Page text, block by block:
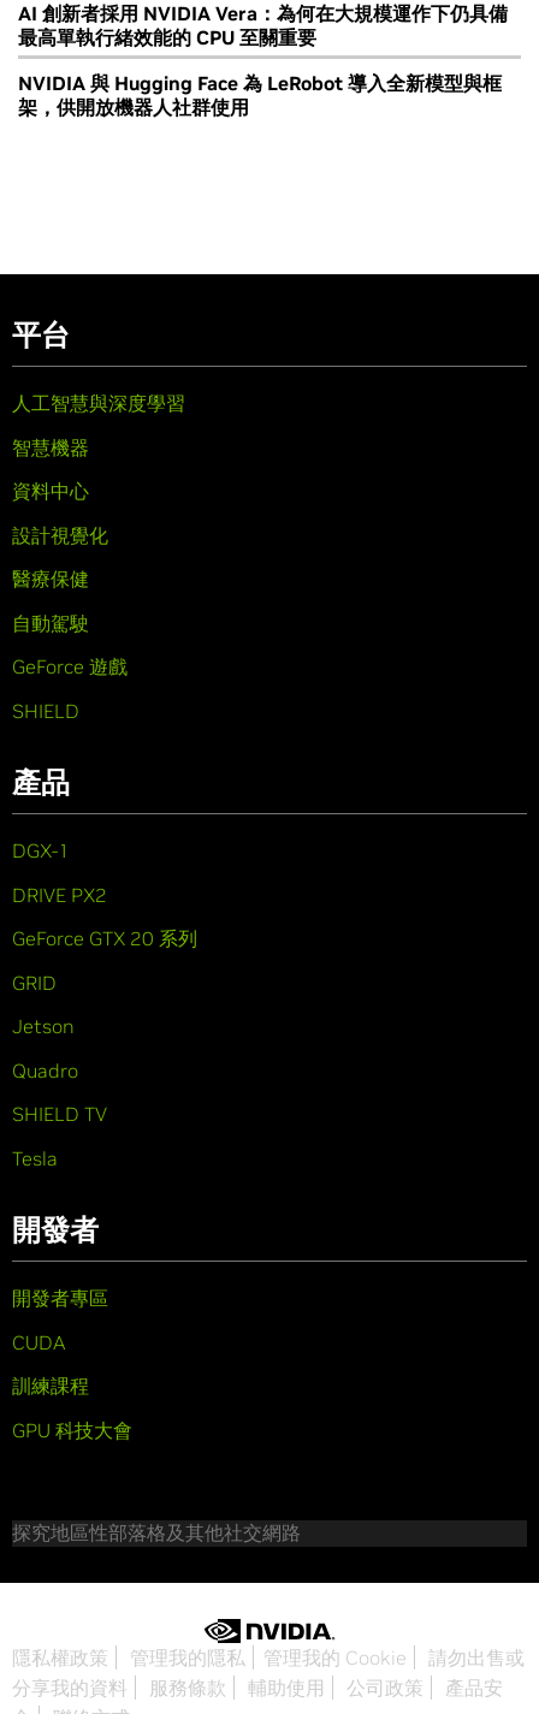
AI 創新者採用 NVIDIA Vera：為何在大規模運作下仍具備
最高單執行緒效能的 CPU 至關重要
NVIDIA 與 Hugging Face 為 LeRobot 導入全新模型與框
架，供開放機器人社群使用
平台
人工智慧與深度學習
智慧機器
資料中心
設計視覺化
醫療保健
自動駕駛
GeForce 遊戲
SHIELD
產品
DGX-1
DRIVE PX2
GeForce GTX 20 系列
GRID
Jetson
Quadro
SHIELD TV
Tesla
開發者
開發者專區
CUDA
訓練課程
GPU 科技大會
探究地區性部落格及其他社交網路
隱私權政策 管理我的隱私 管理我的 Cookie
請勿出售或
分享我的資料
服務條款 輔助使用 公司政策
產品安